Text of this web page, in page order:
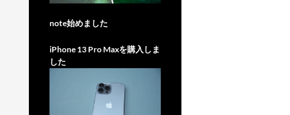
note始めました
iPhone 13 Pro Maxを購入しま
した